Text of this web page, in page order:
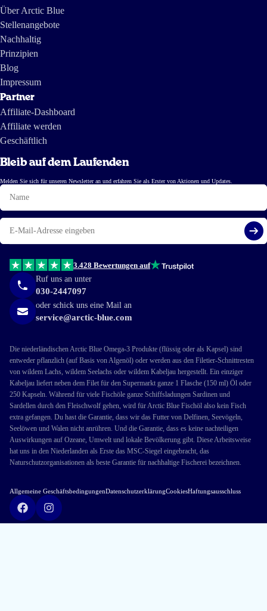
Über Arctic Blue
Stellenangebote
Nachhaltig
Prinzipien
Blog
Impressum
Partner
Affiliate-Dashboard
Affiliate werden
Geschäftlich
Bleib auf dem Laufenden
Melden Sie sich für unseren Newsletter an und erfahren Sie als Erster von Aktionen und Updates.
Name
E-
Mail
3.428 Bewertungen auf
Ruf uns an unter
030-2447097
oder schick uns eine Mail an
service@arctic-blue.com
Die niederländischen Arctic Blue Omega-3 Produkte (flüssig oder als Kapsel) sind
entweder pflanzlich (auf Basis von Algenöl) oder werden aus den Filetier-Schnittresten
von wildem Lachs, wildem Seelachs oder wildem Kabeljau hergestellt. Ein einziger
Kabeljau liefert neben dem Filet für den Supermarkt ganze 1 Flasche (150 ml) Öl oder
250 Kapseln. Während für viele Fischöle ganze Schiffsladungen Sardinen und
Sardellen durch den Fleischwolf gehen, wird für Arctic Blue Fischöl also kein Fisch
extra gefangen. Du hast die Garantie, dass wir das Futter von Delfinen, Seevögeln,
Seelöwen und Walen nicht anrühren. Und die Garantie, dass es keine nachteiligen
Auswirkungen auf Ozeane, Umwelt und lokale Bevölkerung gibt. Diese Arbeitsweise
hat uns in den Niederlanden als Erste das MSC-Siegel eingebracht, das
Naturschutzorganisationen als beste Garantie für nachhaltige Fischerei bezeichnen.
Allgemeine GeschäftsbedingungenDatenschutzerklärungCookiesHaftungsausschluss